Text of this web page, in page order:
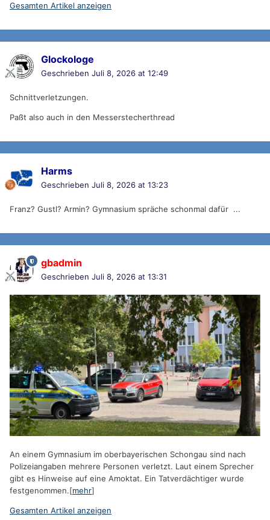
Gesamten Artikel anzeigen
Glockologe
Geschrieben Juli 8, 2026 at 12:49
Schnittverletzungen.
Paßt also auch in den Messerstecherthread
Harms
Geschrieben Juli 8, 2026 at 13:23
Franz? Gustl? Armin? Gymnasium spräche schonmal dafür ...
gbadmin
Geschrieben Juli 8, 2026 at 13:31
An einem Gymnasium im oberbayerischen Schongau sind nach
Polizeiangaben mehrere Personen verletzt. Laut einem Sprecher
gibt es Hinweise auf eine Amoktat. Ein Tatverdächtiger wurde
festgenommen.[mehr]
Gesamten Artikel anzeigen